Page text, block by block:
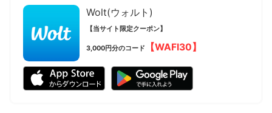
Wolt(ウォルト)
【当サイト限定クーポン】
3,000円分のコード 【WAFI30】